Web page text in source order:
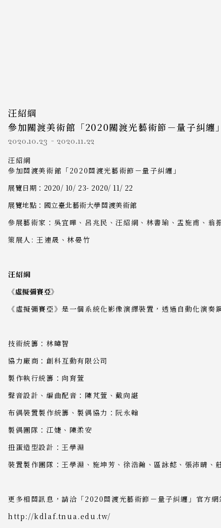
汪紹綱
參加關渡美術館「2020關渡光藝術節－量子糾纏」
2020.10.23- 2020.11.22
汪紹綱
參加關渡美術館「2020關渡光藝術節－量子糾纏」
展覽日期：2020/ 10/ 23- 2020/ 11/ 22
展覽地點：國立臺北藝術大學關渡美術館
參展藝術家：吳宜曄、呂兆民、汪紹綱、林書瑜、盂施甫、翁
策展人: 王連晟、林晏竹
汪紹綱
《虛擬彌賽亞》
《虛擬彌賽亞》是一個系統化影像演繹裝置，透過自動化演
技術統籌：林暐智
協力廠商：創科互動有限公司
製作執行統籌：向育萱
聲音設計、編曲配音：陳芃萱、戴向諶
布偶裝置製作統籌、製偶協力：阮永翰
製偶團隊：江婕、陳柔安
扭蛋造型設計：王學淵
裝置製作團隊：王學淵、施坤芳、徐浩瀚、區詠懿、張沛晴、
更多相關訊息，請洽「2020關渡光藝術節－量子糾纏」官方網
http://kdlaf.tnua.edu.tw/